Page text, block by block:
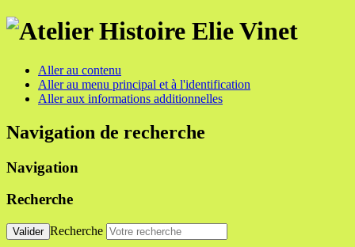
Aller au contenu
Aller au menu principal et à l'identification
Aller aux informations additionnelles
Navigation de recherche
Navigation
Recherche
Valider Recherche